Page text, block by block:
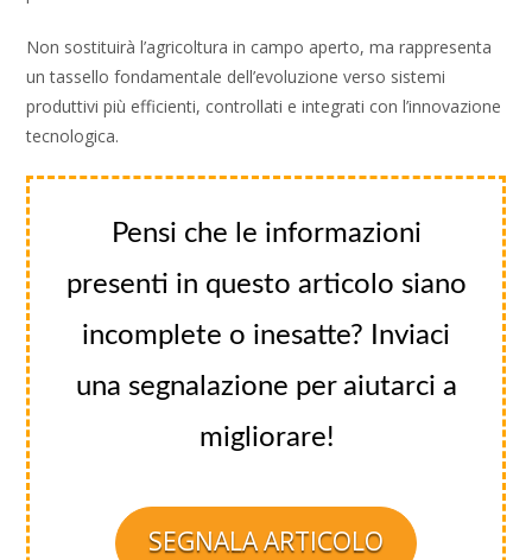
Non sostituirà l’agricoltura in campo aperto, ma rappresenta
un tassello fondamentale dell’evoluzione verso sistemi
produttivi più efficienti, controllati e integrati con l’innovazione
tecnologica.
Pensi che le informazioni
presenti in questo articolo siano
incomplete o inesatte? Inviaci
una segnalazione per aiutarci a
migliorare!
SEGNALA ARTICOLO